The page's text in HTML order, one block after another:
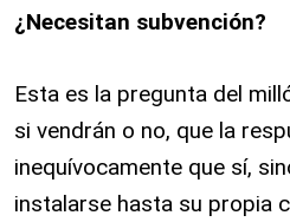
¿Necesitan subvención?
Esta es la pregunta del
si vendrán o no, que la
inequívocamente que sí,
instalarse hasta su propia